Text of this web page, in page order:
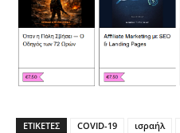
ΕΤΙΚΕΤΕΣ COVID-19 ισραήλ